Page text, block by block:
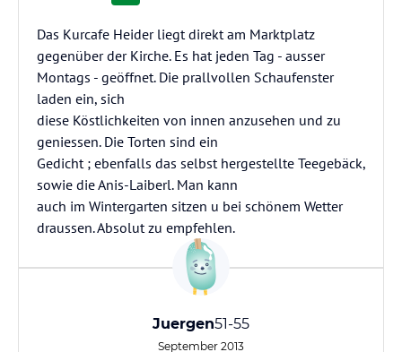
Das Kurcafe Heider liegt direkt am Marktplatz
gegenüber der Kirche. Es hat jeden Tag - ausser
Montags - geöffnet. Die prallvollen Schaufenster
laden ein, sich
diese Köstlichkeiten von innen anzusehen und zu
geniessen. Die Torten sind ein
Gedicht ; ebenfalls das selbst hergestellte Teegebäck,
sowie die Anis-Laiberl. Man kann
auch im Wintergarten sitzen u bei schönem Wetter
draussen. Absolut zu empfehlen.
Juergen51-55
September 2013